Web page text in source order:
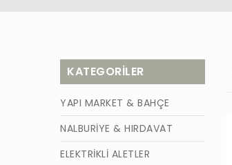
KATEGORILER
YAPI MARKET & BAHÇE
NALBURİYE & HIRDAVAT
ELEKTRİKLİ ALETLER